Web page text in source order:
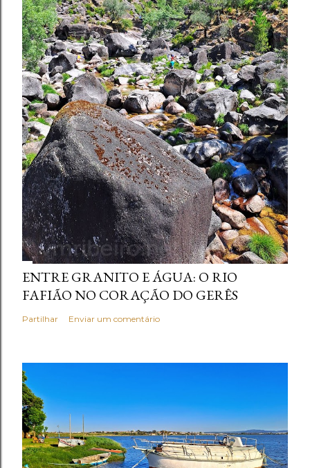
ENTRE GRANITO E ÁGUA: O RIO
FAFIÃO NO CORAÇÃO DO GERÊS
Partilhar Enviar um comentário